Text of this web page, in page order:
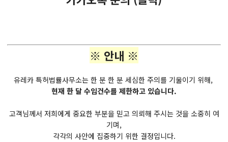
※ 안내 ※
유레카 특허법률사무소는 한 분 한 분 세심한 주의를 기울이기 위해,
현재 한 달 수임건수를 제한하고 있습니다.
고객님께서 저희에게 중요한 부분을 믿고 의뢰해 주시는 것을 소중히 여
기며,
각각의 사안에 집중하기 위한 결정입니다.